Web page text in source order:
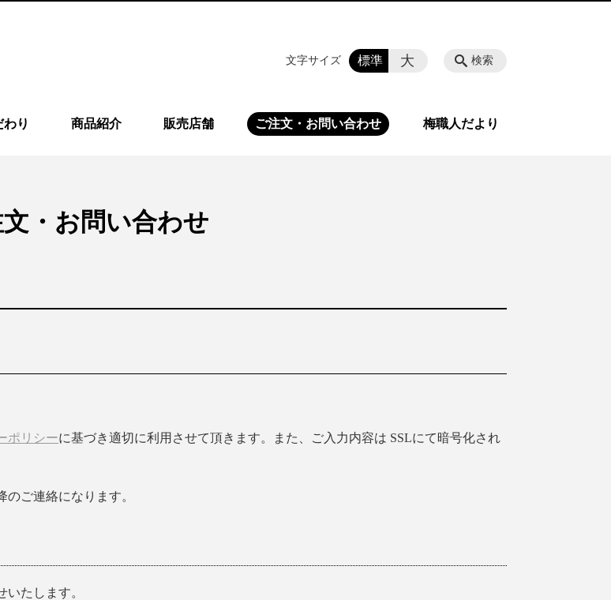
り 商品紹介 販売店舗 ご注文・お問い合わせ 梅職人だより
検索
文字サイズ 標準 大
・お問い合わせ
ポリシーに基づき適切に利用させて頂きます。また、ご入力内容は SSLにて暗号化され
ご連絡になります。
たします。